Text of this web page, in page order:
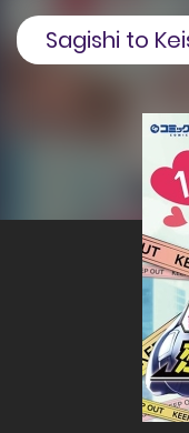
Sagishi to